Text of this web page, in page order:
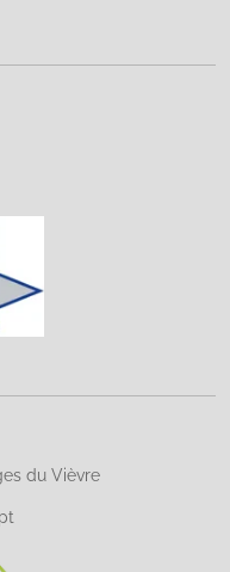
du Vièvre